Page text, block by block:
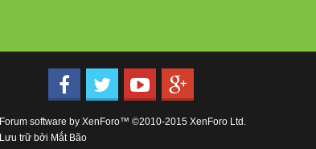
Forum software by XenForo™ ©2010-2015 XenForo Ltd.
Lưu trữ bởi Mắt Bão